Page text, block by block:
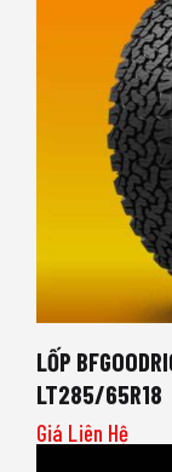
LỐP
LT285/65R18
Giá Liên Hệ